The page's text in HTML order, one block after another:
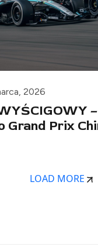
2026
Grand Prix
LOAD MORE